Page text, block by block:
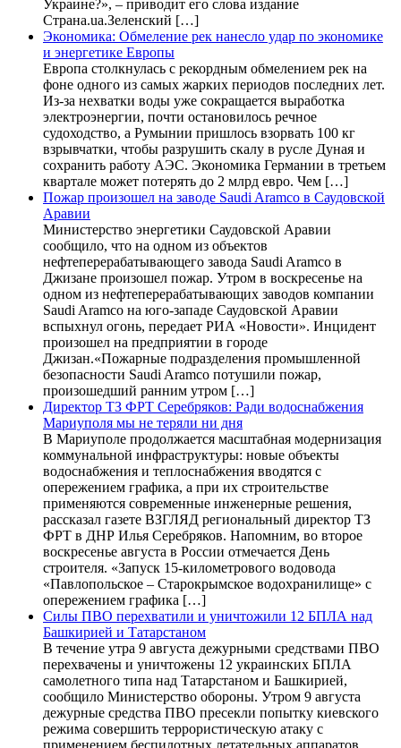
Украине?», – приводит его слова издание
Страна.ua.Зеленский […]
Экономика: Обмеление рек нанесло удар по экономике
и энергетике Европы
Европа столкнулась с рекордным обмелением рек на
фоне одного из самых жарких периодов последних лет.
Из-за нехватки воды уже сокращается выработка
электроэнергии, почти остановилось речное
судоходство, а Румынии пришлось взорвать 100 кг
взрывчатки, чтобы разрушить скалу в русле Дуная и
сохранить работу АЭС. Экономика Германии в третьем
квартале может потерять до 2 млрд евро. Чем […]
Пожар произошел на заводе Saudi Aramco в Саудовской
Аравии
Министерство энергетики Саудовской Аравии
сообщило, что на одном из объектов
нефтеперерабатывающего завода Saudi Aramco в
Джизане произошел пожар. Утром в воскресенье на
одном из нефтеперерабатывающих заводов компании
Saudi Aramco на юго-западе Саудовской Аравии
вспыхнул огонь, передает РИА «Новости». Инцидент
произошел на предприятии в городе
Джизан.«Пожарные подразделения промышленной
безопасности Saudi Aramco потушили пожар,
произошедший ранним утром […]
Директор ТЗ ФРТ Серебряков: Ради водоснабжения
Мариуполя мы не теряли ни дня
В Мариуполе продолжается масштабная модернизация
коммунальной инфраструктуры: новые объекты
водоснабжения и теплоснабжения вводятся с
опережением графика, а при их строительстве
применяются современные инженерные решения,
рассказал газете ВЗГЛЯД региональный директор ТЗ
ФРТ в ДНР Илья Серебряков. Напомним, во второе
воскресенье августа в России отмечается День
строителя. «Запуск 15-километрового водовода
«Павлопольское – Старокрымское водохранилище» с
опережением графика […]
Силы ПВО перехватили и уничтожили 12 БПЛА над
Башкирией и Татарстаном
В течение утра 9 августа дежурными средствами ПВО
перехвачены и уничтожены 12 украинских БПЛА
самолетного типа над Татарстаном и Башкирией,
сообщило Министерство обороны. Утром 9 августа
дежурные средства ПВО пресекли попытку киевского
режима совершить террористическую атаку с
применением беспилотных летательных аппаратов